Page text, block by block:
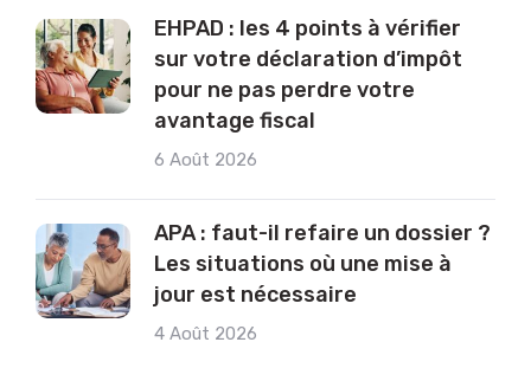
EHPAD : les 4 points à vérifier
sur votre déclaration d’impôt
pour ne pas perdre votre
avantage fiscal
6 Août 2026
APA : faut-il refaire un dossier ?
Les situations où une mise à
jour est nécessaire
4 Août 2026